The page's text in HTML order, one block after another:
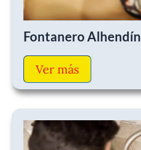
Fontanero Alhendín
Ver más